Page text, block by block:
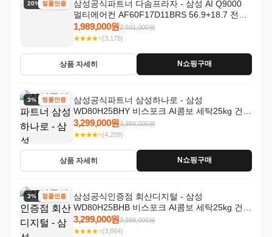
20% 할인정품인증
삼성공식파트너 다솜프라자 - 삼성 AI Q9000
멀티에어컨 AF60F17D11BRS 56.9+18.7 전국
기본설치포함
1,989,000원2,501,000원
★★★★⭐(3,178)
상품 자세히 N쇼핑구매
3% 할인정품인증
삼성공식파트너 삼성하나로 - 삼성
WD80H25BHY 비스포크 AI콤보 세탁25kg 건조
18kg 26년형 일체형 1등급
3,299,000원3,399,000원
★★★★⭐(4,209)
상품 자세히 N쇼핑구매
3% 할인정품인증
삼성공식인증점 회산디지털 - 삼성
WD80H25BHB 비스포크 AI콤보 세탁25kg 건조
18kg 26년형 일체형 1등급
3,299,000원3,399,000원
★★★★⭐(3,864)